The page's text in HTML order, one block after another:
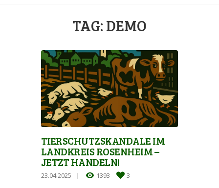
TAG: DEMO
TIERSCHUTZSKANDALE IM
LANDKREIS ROSENHEIM –
JETZT HANDELN!
23.04.2025 1393 3